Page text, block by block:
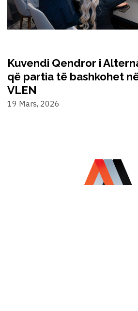
Kuvendi Qendror i
që partia të bashkohet
VLEN
19 Mars, 2026